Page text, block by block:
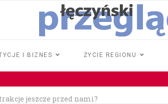
I BIZNES ŻYCIE REGIONU
jeszcze przed nami?